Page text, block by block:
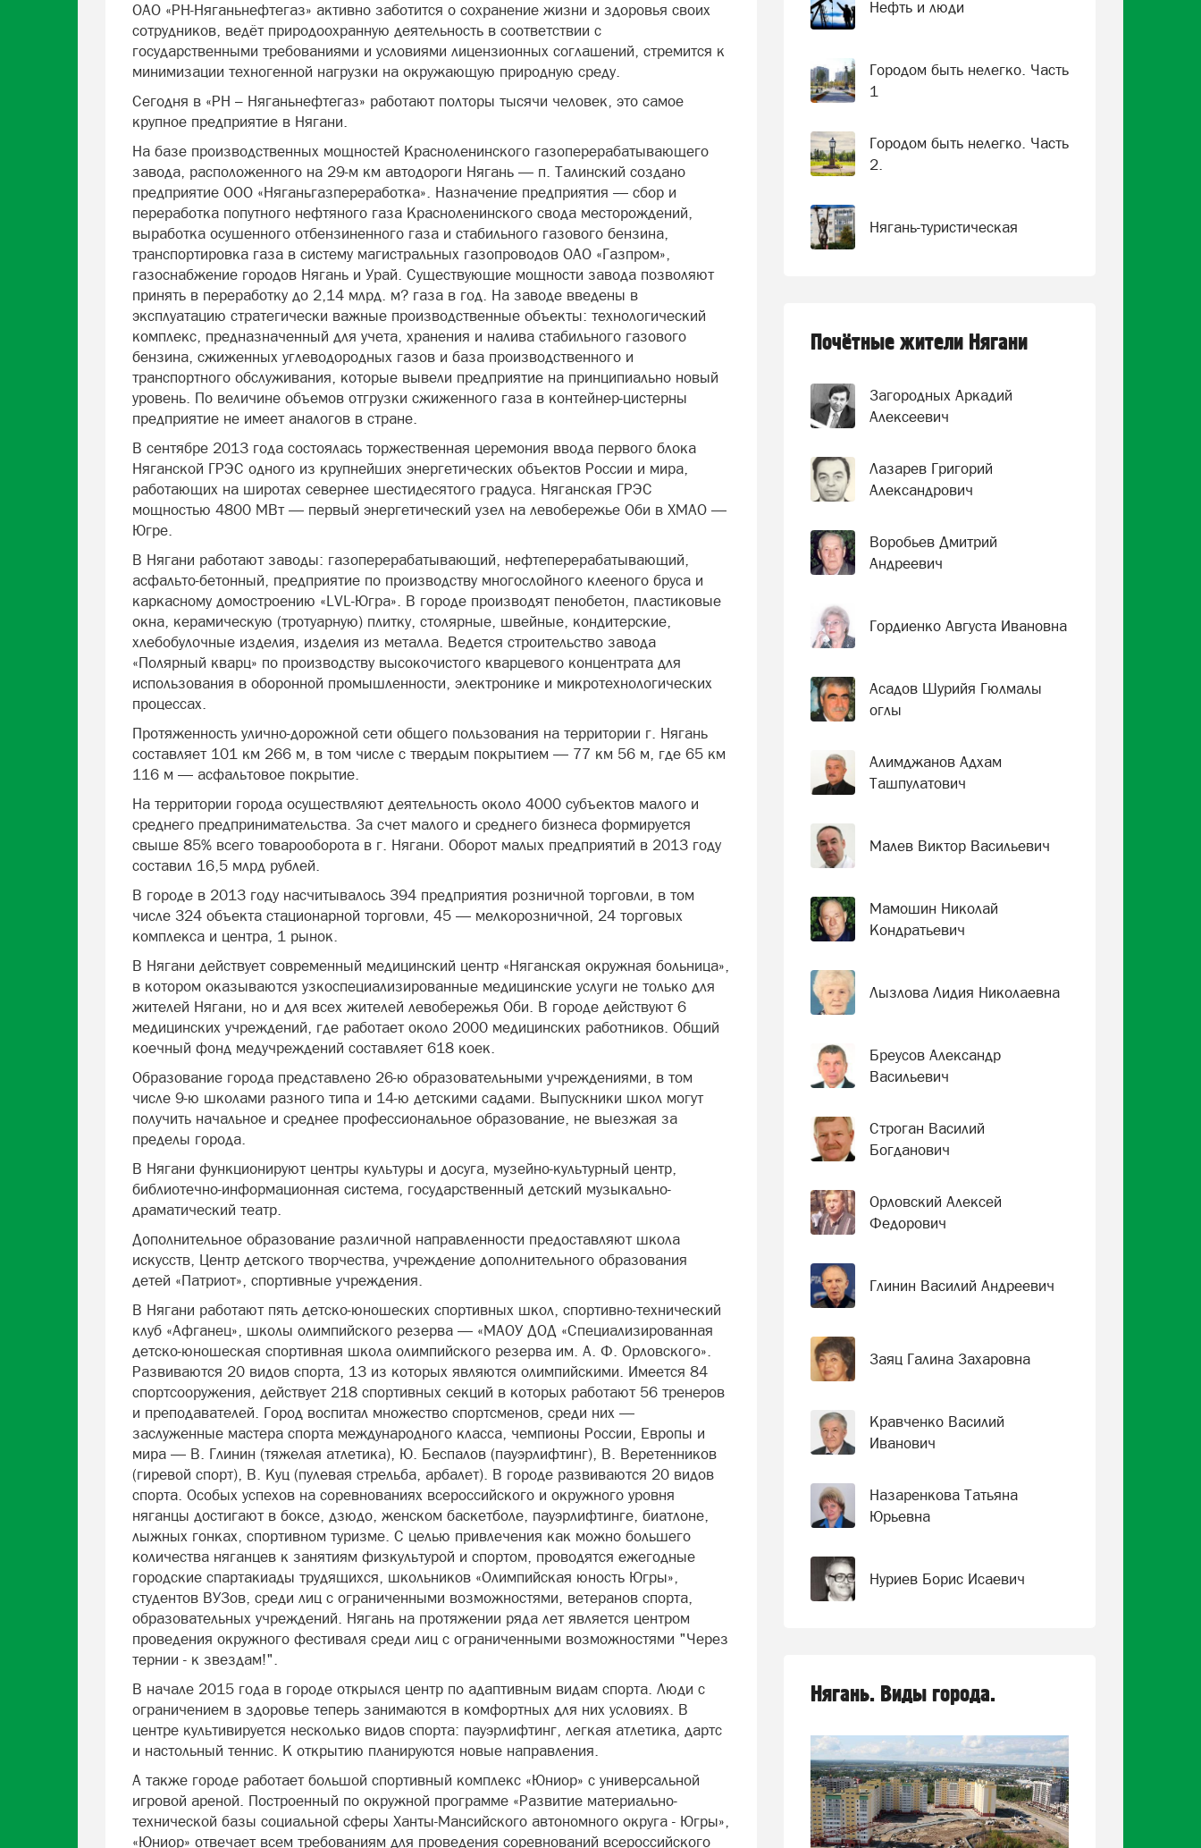
ОАО «РН-Няганьнефтегаз» активно заботится о сохранение жизни и здоровья своих
сотрудников, ведёт природоохранную деятельность в соответствии с
государственными требованиями и условиями лицензионных соглашений, стремится к
минимизации техногенной нагрузки на окружающую природную среду.
Сегодня в «РН – Няганьнефтегаз» работают полторы тысячи человек, это самое
крупное предприятие в Нягани.
На базе производственных мощностей Красноленинского газоперерабатывающего
завода, расположенного на 29-м км автодороги Нягань — п. Талинский создано
предприятие ООО «Няганьгазпереработка». Назначение предприятия — сбор и
переработка попутного нефтяного газа Красноленинского свода месторождений,
выработка осушенного отбензиненного газа и стабильного газового бензина,
транспортировка газа в систему магистральных газопроводов ОАО «Газпром»,
газоснабжение городов Нягань и Урай. Существующие мощности завода позволяют
принять в переработку до 2,14 млрд. м? газа в год. На заводе введены в
эксплуатацию стратегически важные производственные объекты: технологический
комплекс, предназначенный для учета, хранения и налива стабильного газового
бензина, сжиженных углеводородных газов и база производственного и
транспортного обслуживания, которые вывели предприятие на принципиально новый
уровень. По величине объемов отгрузки сжиженного газа в контейнер-цистерны
предприятие не имеет аналогов в стране.
В сентябре 2013 года состоялась торжественная церемония ввода первого блока
Няганской ГРЭС одного из крупнейших энергетических объектов России и мира,
работающих на широтах севернее шестидесятого градуса. Няганская ГРЭС
мощностью 4800 МВт — первый энергетический узел на левобережье Оби в ХМАО —
Югре.
В Нягани работают заводы: газоперерабатывающий, нефтеперерабатывающий,
асфальто-бетонный, предприятие по производству многослойного клееного бруса и
каркасному домостроению «LVL-Югра». В городе производят пенобетон, пластиковые
окна, керамическую (тротуарную) плитку, столярные, швейные, кондитерские,
хлебобулочные изделия, изделия из металла. Ведется строительство завода
«Полярный кварц» по производству высокочистого кварцевого концентрата для
использования в оборонной промышленности, электронике и микротехнологических
процессах.
Протяженность улично-дорожной сети общего пользования на территории г. Нягань
составляет 101 км 266 м, в том числе с твердым покрытием — 77 км 56 м, где 65 км
116 м — асфальтовое покрытие.
На территории города осуществляют деятельность около 4000 субъектов малого и
среднего предпринимательства. За счет малого и среднего бизнеса формируется
свыше 85% всего товарооборота в г. Нягани. Оборот малых предприятий в 2013 году
составил 16,5 млрд рублей.
В городе в 2013 году насчитывалось 394 предприятия розничной торговли, в том
числе 324 объекта стационарной торговли, 45 — мелкорозничной, 24 торговых
комплекса и центра, 1 рынок.
В Нягани действует современный медицинский центр «Няганская окружная больница»,
в котором оказываются узкоспециализированные медицинские услуги не только для
жителей Нягани, но и для всех жителей левобережья Оби. В городе действуют 6
медицинских учреждений, где работает около 2000 медицинских работников. Общий
коечный фонд медучреждений составляет 618 коек.
Образование города представлено 26-ю образовательными учреждениями, в том
числе 9-ю школами разного типа и 14-ю детскими садами. Выпускники школ могут
получить начальное и среднее профессиональное образование, не выезжая за
пределы города.
В Нягани функционируют центры культуры и досуга, музейно-культурный центр,
библиотечно-информационная система, государственный детский музыкально-
драматический театр.
Дополнительное образование различной направленности предоставляют школа
искусств, Центр детского творчества, учреждение дополнительного образования
детей «Патриот», спортивные учреждения.
В Нягани работают пять детско-юношеских спортивных школ, спортивно-технический
клуб «Афганец», школы олимпийского резерва — «МАОУ ДОД «Специализированная
детско-юношеская спортивная школа олимпийского резерва им. А. Ф. Орловского».
Развиваются 20 видов спорта, 13 из которых являются олимпийскими. Имеется 84
спортсооружения, действует 218 спортивных секций в которых работают 56 тренеров
и преподавателей. Город воспитал множество спортсменов, среди них —
заслуженные мастера спорта международного класса, чемпионы России, Европы и
мира — В. Глинин (тяжелая атлетика), Ю. Беспалов (пауэрлифтинг), В. Веретенников
(гиревой спорт), В. Куц (пулевая стрельба, арбалет). В городе развиваются 20 видов
спорта. Особых успехов на соревнованиях всероссийского и окружного уровня
няганцы достигают в боксе, дзюдо, женском баскетболе, пауэрлифтинге, биатлоне,
лыжных гонках, спортивном туризме. С целью привлечения как можно большего
количества няганцев к занятиям физкультурой и спортом, проводятся ежегодные
городские спартакиады трудящихся, школьников «Олимпийская юность Югры»,
студентов ВУЗов, среди лиц с ограниченными возможностями, ветеранов спорта,
образовательных учреждений. Нягань на протяжении ряда лет является центром
проведения окружного фестиваля среди лиц с ограниченными возможностями "Через
тернии - к звездам!".
В начале 2015 года в городе открылся центр по адаптивным видам спорта. Люди с
ограничением в здоровье теперь занимаются в комфортных для них условиях. В
центре культивируется несколько видов спорта: пауэрлифтинг, легкая атлетика, дартс
и настольный теннис. К открытию планируются новые направления.
А также городе работает большой спортивный комплекс «Юниор» с универсальной
игровой ареной. Построенный по окружной программе «Развитие материально-
технической базы социальной сферы Ханты-Мансийского автономного округа - Югры»,
«Юниор» отвечает всем требованиям для проведения соревнований всероссийского
Нефть и люди
Городом быть нелегко. Часть
1
Городом быть нелегко. Часть
2.
Нягань-туристическая
Почётные жители Нягани
Загородных Аркадий
Алексеевич
Лазарев Григорий
Александрович
Воробьев Дмитрий
Андреевич
Гордиенко Августа Ивановна
Асадов Шурийя Гюлмалы
оглы
Алимджанов Адхам
Ташпулатович
Малев Виктор Васильевич
Мамошин Николай
Кондратьевич
Лызлова Лидия Николаевна
Бреусов Александр
Васильевич
Строган Василий
Богданович
Орловский Алексей
Федорович
Глинин Василий Андреевич
Заяц Галина Захаровна
Кравченко Василий
Иванович
Назаренкова Татьяна
Юрьевна
Нуриев Борис Исаевич
Нягань. Виды города.